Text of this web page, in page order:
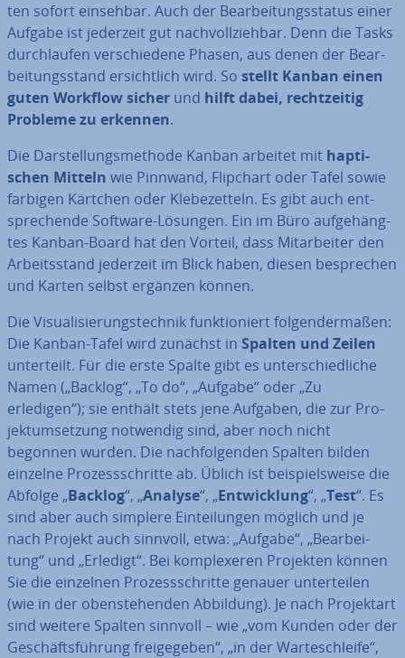
ten sofort einsehbar. Auch der Be­ar­bei­tungs­sta­tus einer
Aufgabe ist jederzeit gut nach­voll­zieh­bar. Denn die Tasks
durch­lau­fen ver­schie­de­ne Phasen, aus denen der Be­ar­
bei­tungs­stand er­sicht­lich wird. So stellt Kanban einen
guten Workflow sicher und hilft dabei, recht­zei­tig
Probleme zu erkennen.
Die Dar­stel­lungs­me­tho­de Kanban arbeitet mit hap­ti­
schen Mitteln wie Pinnwand, Flipchart oder Tafel sowie
farbigen Kärtchen oder Kle­be­zet­teln. Es gibt auch ent­
spre­chen­de Software-Lösungen. Ein im Büro auf­ge­häng­
tes Kanban-Board hat den Vorteil, dass Mit­ar­bei­ter den
Ar­beits­stand jederzeit im Blick haben, diesen be­spre­chen
und Karten selbst ergänzen können.
Die Vi­sua­li­sie­rungs­tech­nik funk­tio­niert fol­gen­der­ma­ßen:
Die Kanban-Tafel wird zunächst in Spalten und Zeilen
un­ter­teilt. Für die erste Spalte gibt es un­ter­schied­li­che
Namen („Backlog“, „To do“, „Aufgabe“ oder „Zu
erledigen“); sie enthält stets jene Aufgaben, die zur Pro­
jekt­um­set­zung notwendig sind, aber noch nicht
begonnen wurden. Die nach­fol­gen­den Spalten bilden
einzelne Pro­zess­schrit­te ab. Üblich ist bei­spiels­wei­se die
Abfolge „Backlog“, „Analyse“, „Ent­wick­lung“, „Test“. Es
sind aber auch simplere Ein­tei­lun­gen möglich und je
nach Projekt auch sinnvoll, etwa: „Aufgabe“, „Be­ar­bei­
tung“ und „Erledigt“. Bei kom­ple­xe­ren Projekten können
Sie die einzelnen Pro­zess­schrit­te genauer un­ter­tei­len
(wie in der oben­ste­hen­den Abbildung). Je nach Pro­jekt­art
sind weitere Spalten sinnvoll – wie „vom Kunden oder der
Ge­schäfts­füh­rung frei­ge­ge­ben“, „in der War­te­schlei­fe“,